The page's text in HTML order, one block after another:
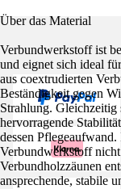
Über das Material
Verbundwerkstoff ist
und eignet sich ideal
aus coextrudierten
Beständigkeit gegen
Strahlung.
hervorragende
dessen
Verbundwerkstoff
Verbundholzzäunen
ansprechende, stabile